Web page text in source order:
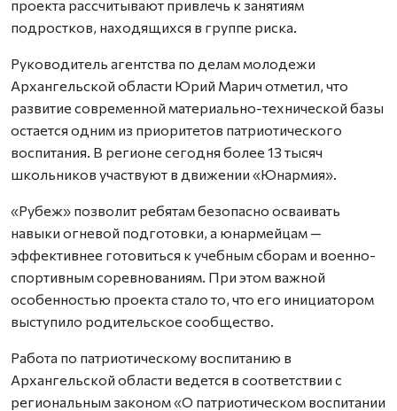
проекта рассчитывают привлечь к занятиям
подростков, находящихся в группе риска.
Руководитель агентства по делам молодежи
Архангельской области Юрий Марич отметил, что
развитие современной материально-технической базы
остается одним из приоритетов патриотического
воспитания. В регионе сегодня более 13 тысяч
школьников участвуют в движении «Юнармия».
«Рубеж» позволит ребятам безопасно осваивать
навыки огневой подготовки, а юнармейцам —
эффективнее готовиться к учебным сборам и военно-
спортивным соревнованиям. При этом важной
особенностью проекта стало то, что его инициатором
выступило родительское сообщество.
Работа по патриотическому воспитанию в
Архангельской области ведется в соответствии с
региональным законом «О патриотическом воспитании